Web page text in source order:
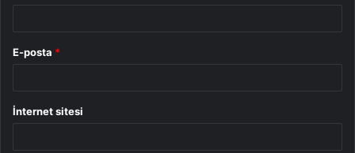
E-posta *
İnternet sitesi